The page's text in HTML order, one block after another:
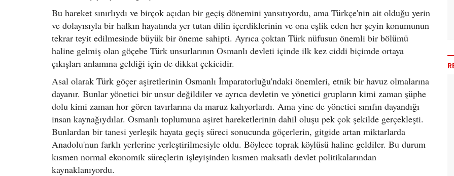
Bu hareket sınırlıydı ve birçok açıdan bir geçiş dönemini yansıtıyordu, ama Türkçe'nin ait olduğu yerin
ve dolayısıyla bir halkın hayatında yer tutan dilin içerdiklerinin ve ona eşlik eden her şeyin konumunun
tekrar teyit edilmesinde büyük bir öneme sahipti. Ayrıca çoktan Türk nüfusun önemli bir bölümü
haline gelmiş olan göçebe Türk unsurlarının Osmanlı devleti içinde ilk kez ciddi biçimde ortaya
çıkışları anlamına geldiği için de dikkat çekicidir.
Asal olarak Türk göçer aşiretlerinin Osmanlı İmparatorluğu'ndaki önemleri, etnik bir havuz olmalarına
dayanır. Bunlar yönetici bir unsur değildiler ve ayrıca devletin ve yönetici grupların kimi zaman şüphe
dolu kimi zaman hor gören tavırlarına da maruz kalıyorlardı. Ama yine de yönetici sınıfın dayandığı
insan kaynağıydılar. Osmanlı toplumuna aşiret hareketlerinin dahil oluşu pek çok şekilde gerçekleşti.
Bunlardan bir tanesi yerleşik hayata geçiş süreci sonucunda göçerlerin, gitgide artan miktarlarda
Anadolu'nun farklı yerlerine yerleştirilmesiyle oldu. Böylece toprak köylüsü haline geldiler. Bu durum
kısmen normal ekonomik süreçlerin işleyişinden kısmen maksatlı devlet politikalarından
kaynaklanıyordu.